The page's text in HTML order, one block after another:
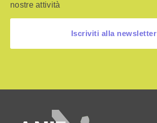
nostre attività
Iscriviti alla newsletter